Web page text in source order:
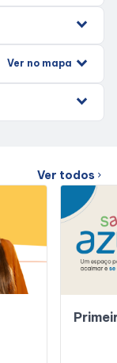
Ver no mapa
Ver todos chevron_right